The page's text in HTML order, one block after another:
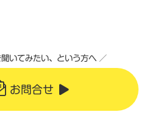
いてみたい、という方へ ／
お問合せ